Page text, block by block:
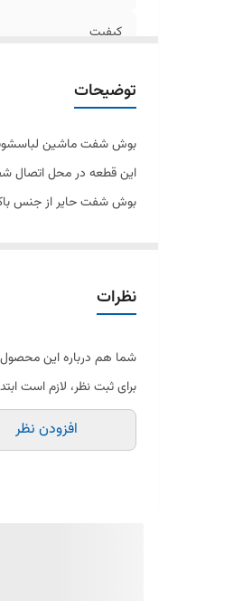
کیفیت
توضیحات
بوش شفت ماشین
این قطعه در محل اتصال
بوش شفت حایر از جنس
نظرات
شما هم درباره این محصول
برای ثبت نظر، لازم است
افزودن نظر